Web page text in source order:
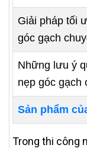
Giải pháp tối
góc gạch
Những lưu ý
nẹp góc gạch
Sản phẩm
Trong thi công